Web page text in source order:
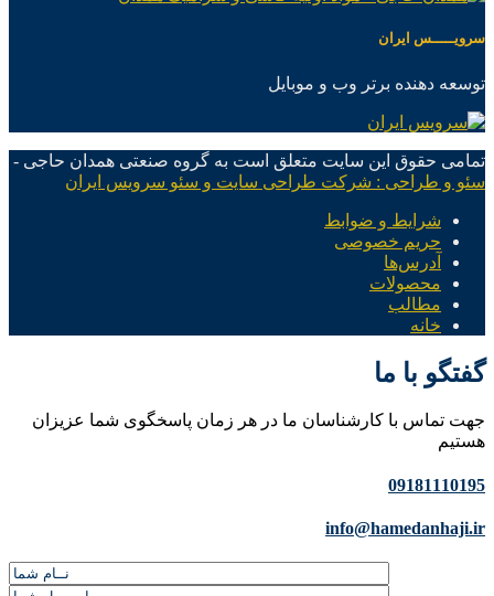
سرویـــــس ایران
توسعه دهنده برتر وب و موبایل
تمامی حقوق این سایت متعلق است به گروه صنعتی همدان حاجی -
سئو و طراحی : شرکت طراحی سایت و سئو سرویس ایران
شرایط و ضوابط
حریم خصوصی
آدرس‌ها
محصولات
مطالب
خانه
گفتگو با ما
جهت تماس با کارشناسان ما در هر زمان پاسخگوی شما عزیزان
هستیم
09181110195
info@hamedanhaji.ir